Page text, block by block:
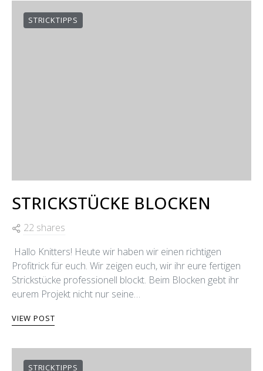
STRICKTIPPS
STRICKSTÜCKE BLOCKEN
22 shares
Hallo Knitters! Heute wir haben wir einen richtigen
Profitrick für euch. Wir zeigen euch, wir ihr eure fertigen
Strickstücke professionell blockt. Beim Blocken gebt ihr
eurem Projekt nicht nur seine…
VIEW POST
STRICKTIPPS